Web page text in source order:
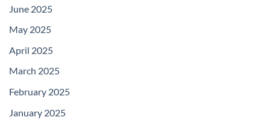
June 2025
May 2025
April 2025
March 2025
February 2025
January 2025